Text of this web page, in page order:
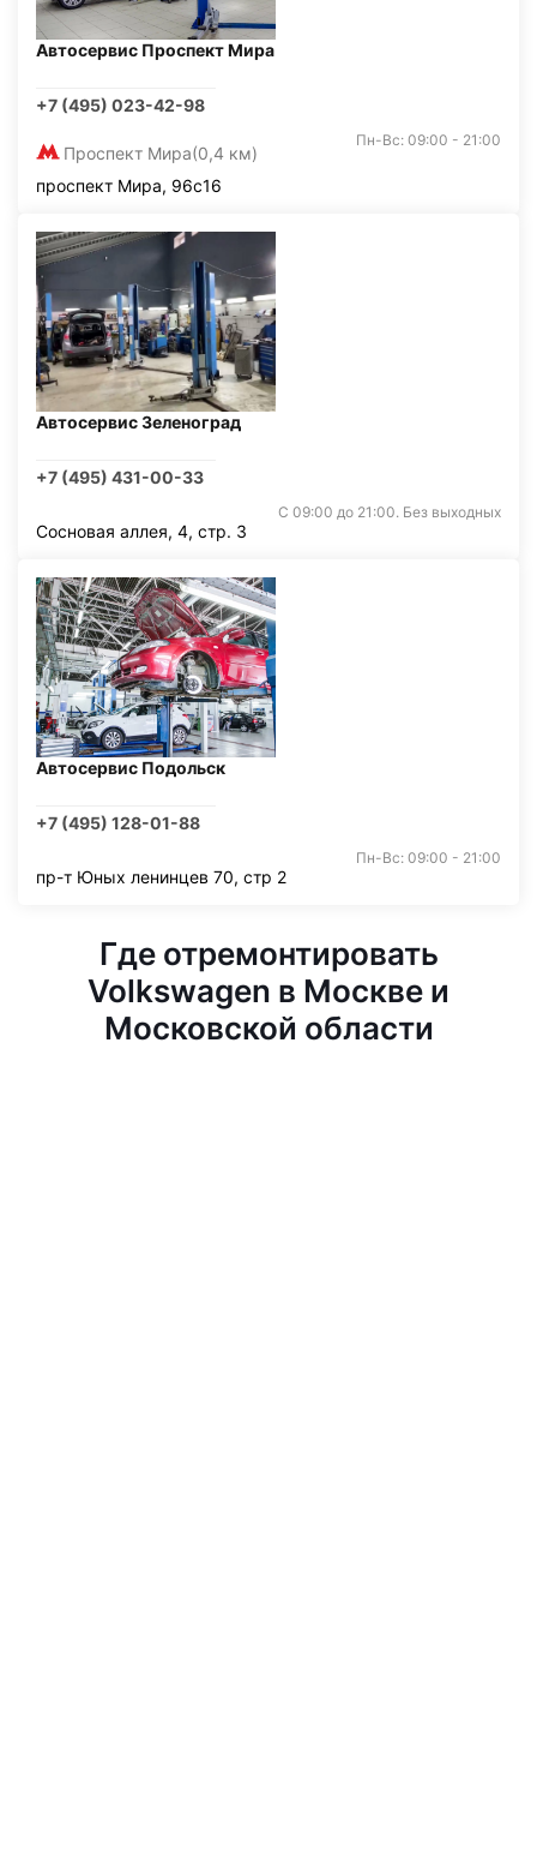
Автосервис Проспект Мира
+7 (495) 023-42-98
Проспект Мира(0,4 км)
Пн-Вс: 09:00 - 21:00
проспект Мира, 96с16
Автосервис Зеленоград
+7 (495) 431-00-33
С 09:00 до 21:00. Без выходных
Сосновая аллея, 4, стр. 3
Автосервис Подольск
+7 (495) 128-01-88
Пн-Вс: 09:00 - 21:00
пр-т Юных ленинцев 70, стр 2
Где отремонтировать
Volkswagen в Москве и
Московской области